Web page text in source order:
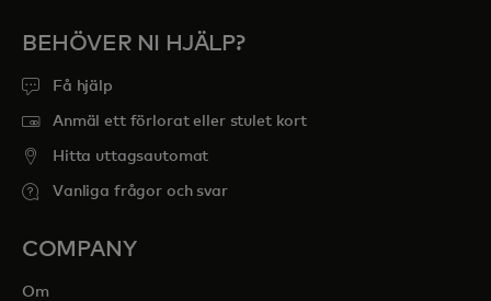
BEHÖVER NI HJÄLP?
Få hjälp
Anmäl ett förlorat eller stulet kort
Hitta uttagsautomat
Vanliga frågor och svar
COMPANY
Om